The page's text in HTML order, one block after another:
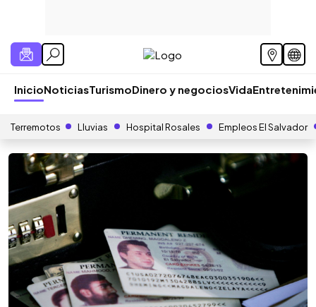
InicioNoticiasTurismoDinero y negociosVida
Terremotos Lluvias Hospital Rosales Empleos El Salvador